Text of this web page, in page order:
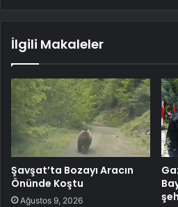
İlgili Makaleler
Şavşat’ta Bozayı Aracın
Önünde Koştu
Ağustos 9, 2026